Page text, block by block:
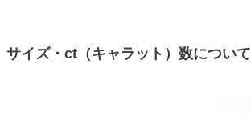
サイズ・ct（キャラット）数について